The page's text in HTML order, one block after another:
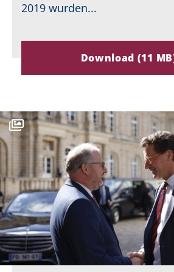
2019 wurden...
Download (11